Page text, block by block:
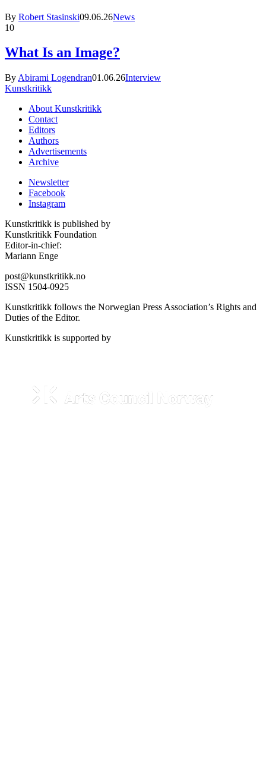
By Robert Stasinski09.06.26News
10
What Is an Image?
By Abirami Logendran01.06.26Interview
Kunstkritikk
About Kunstkritikk
Contact
Editors
Authors
Advertisements
Archive
Newsletter
Facebook
Instagram
Kunstkritikk is published by
Kunstkritikk Foundation
Editor-in-chief:
Mariann Enge
post@kunstkritikk.no
ISSN 1504-0925
Kunstkritikk follows the Norwegian Press Association’s Rights and
Duties of the Editor.
Kunstkritikk is supported by